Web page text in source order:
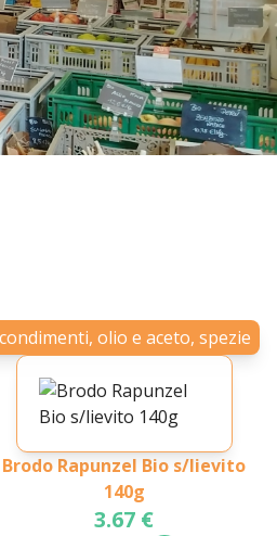
olio e aceto, spezie
Brodo Rapunzel Bio s/lievito
140g
3.67 €